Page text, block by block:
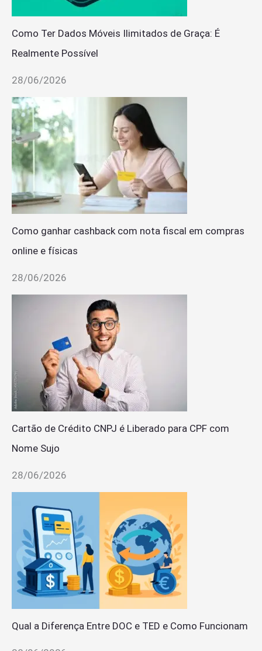
Como Ter Dados Móveis Ilimitados de Graça: É
Realmente Possível
28/06/2026
Como ganhar cashback com nota fiscal em compras
online e físicas
28/06/2026
Cartão de Crédito CNPJ é Liberado para CPF com
Nome Sujo
28/06/2026
Qual a Diferença Entre DOC e TED e Como Funcionam